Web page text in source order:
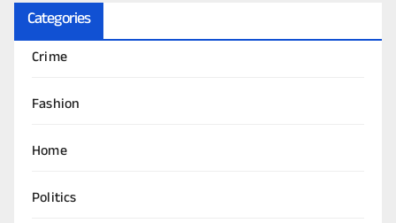
Categories
Crime
Fashion
Home
Politics